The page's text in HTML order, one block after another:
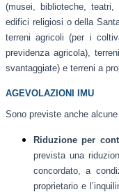
(musei, biblioteche, teatri,
edifici religiosi o della
terreni agricoli (per i
previdenza agricola),
svantaggiate) e terreni a
AGEVOLAZIONI IMU
Sono previste anche
Riduzione per
prevista una
concordato, a
proprietario e